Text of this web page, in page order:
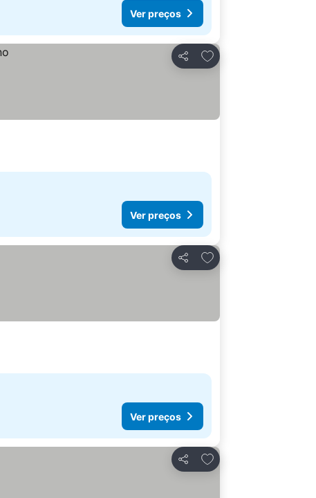
Ver preços
Partilhar
Adicionar aos favoritos
Ver preços
Partilhar
Adicionar aos favoritos
Ver preços
Partilhar
Adicionar aos favoritos